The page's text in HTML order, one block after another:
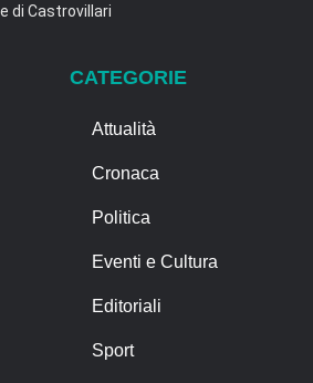
di Castrovillari
CATEGORIE
Attualità
Cronaca
Politica
Eventi e Cultura
Editoriali
Sport